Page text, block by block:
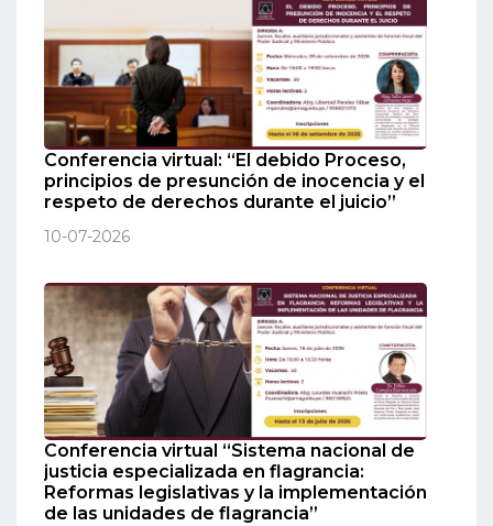
Conferencia virtual: “El debido Proceso,
principios de presunción de inocencia y el
respeto de derechos durante el juicio”
10-07-2026
Conferencia virtual “Sistema nacional de
justicia especializada en flagrancia:
Reformas legislativas y la implementación
de las unidades de flagrancia”